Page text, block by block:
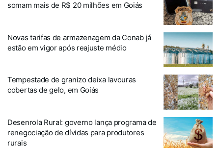
somam mais de R$ 20 milhões em Goiás
Novas tarifas de armazenagem da Conab já
estão em vigor após reajuste médio
Tempestade de granizo deixa lavouras
cobertas de gelo, em Goiás
Desenrola Rural: governo lança programa de
renegociação de dívidas para produtores
rurais